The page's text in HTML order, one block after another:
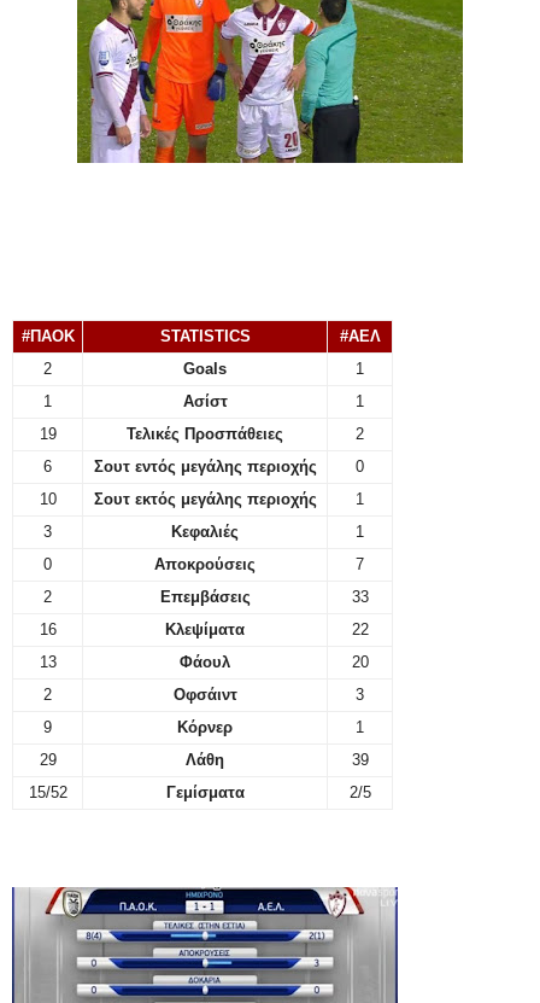
#ΠΑΟΚ STATISTICS
#ΑΕΛ
2
Goals
1
1
Ασίστ
1
19
Τελικές Προσπάθειες
2
6
Σουτ εντός μεγάλης περιοχής
0
10
Σουτ εκτός μεγάλης περιοχής
1
3
Κεφαλιές
1
0
Αποκρούσεις
7
2
Επεμβάσεις
33
16
Κλεψίματα
22
13
Φάουλ
20
2
Οφσάιντ
3
9
Κόρνερ
1
29
Λάθη
39
15/52
Γεμίσματα 2/5